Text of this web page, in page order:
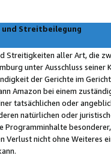
und Streitbeilegung
Streitigkeiten aller Art, die
unter Ausschluss
der Gerichte im
Amazon bei einem
tatsächlichen oder
natürlichen oder
Programminhalte
Verlust nicht ohne Weiteres